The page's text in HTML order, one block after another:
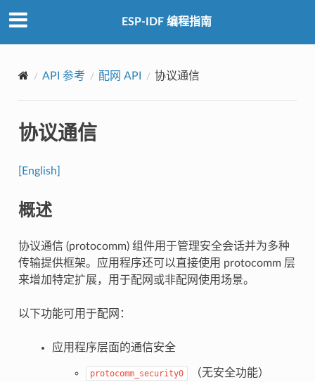
ESP-IDF 编程指南
API 参考 配网 API 协议通信
协议通信
[English]
概述
协议通信 (protocomm) 组件用于管理安全会话并为多种
传输提供框架。应用程序还可以直接使用 protocomm 层
来增加特定扩展，用于配网或非配网使用场景。
以下功能可用于配网：
应用程序层面的通信安全
protocomm_security0 （无安全功能）